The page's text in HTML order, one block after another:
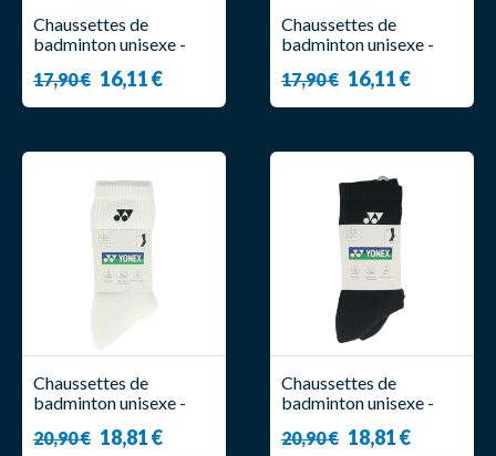
Chaussettes de
badminton unisexe -
Axelsen Gris/Vert -
Yonex
17,90 € 16,11 €
Chaussettes de
badminton unisexe -
Axelsen Noir/Orange -
Yonex
17,90 € 16,11 €
Chaussettes de
badminton unisexe -
Yonex
20,90 € 18,81 €
Chaussettes de
badminton unisexe -
Yonex
20,90 € 18,81 €